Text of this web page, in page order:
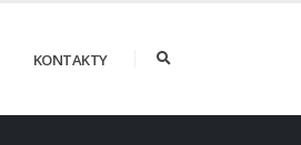
KONTAKTY